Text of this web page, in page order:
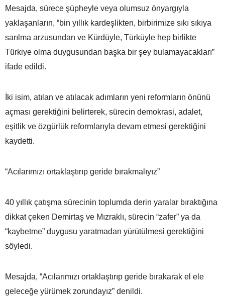
Mesajda, sürece şüpheyle veya olumsuz önyargıyla
yaklaşanların, “bin yıllık kardeşlikten, birbirimize sıkı sıkıya
sarılma arzusundan ve Kürdüyle, Türküyle hep birlikte
Türkiye olma duygusundan başka bir şey bulamayacakları”
ifade edildi.
İki isim, atılan ve atılacak adımların yeni reformların önünü
açması gerektiğini belirterek, sürecin demokrasi, adalet,
eşitlik ve özgürlük reformlarıyla devam etmesi gerektiğini
kaydetti.
“Acılarımızı ortaklaştırıp geride bırakmalıyız”
40 yıllık çatışma sürecinin toplumda derin yaralar bıraktığına
dikkat çeken Demirtaş ve Mızraklı, sürecin “zafer” ya da
“kaybetme” duygusu yaratmadan yürütülmesi gerektiğini
söyledi.
Mesajda, “Acılarımızı ortaklaştırıp geride bırakarak el ele
geleceğe yürümek zorundayız” denildi.